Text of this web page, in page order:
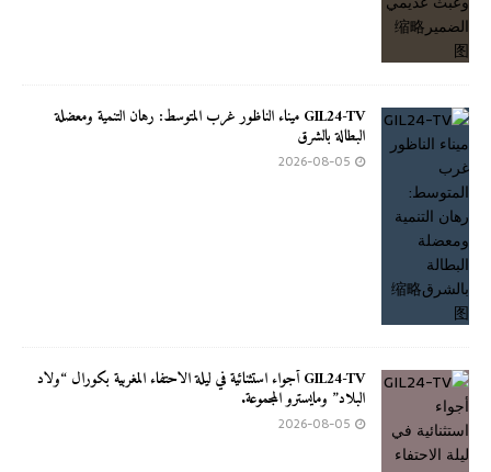
GIL24-TV ميناء الناظور غرب المتوسط: رهان التنمية ومعضلة
البطالة بالشرق
2026-08-05
GIL24-TV أجواء استثنائية في ليلة الاحتفاء المغربية بكورال “ولاد
البلاد” ومايسترو المجموعة.
2026-08-05